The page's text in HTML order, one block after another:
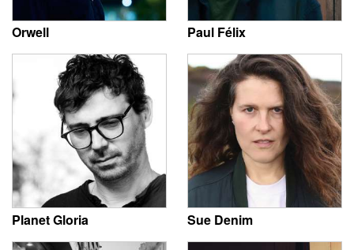
Orwell Paul Félix
Planet Gloria Sue Denim